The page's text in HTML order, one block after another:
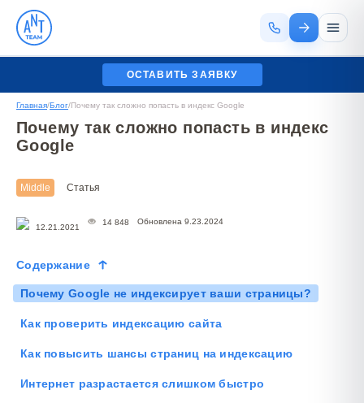
ОСТАВИТЬ ЗАЯВКУ
Главная/Блог/Почему так сложно попасть в индекс Google
Почему так сложно попасть в индекс
Google
Middle Статья
12.21.2021
14 848 Обновлена 9.23.2024
Содержание
Почему Google не индексирует ваши страницы?
Как проверить индексацию сайта
Как повысить шансы страниц на индексацию
Интернет разрастается слишком быстро